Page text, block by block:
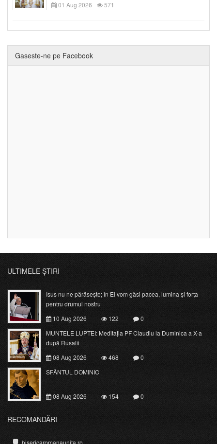
01 Aug 2026
571
Gaseste-ne pe Facebook
ULTIMELE ȘTIRI
Isus nu ne părăsește; în El vom găsi pacea, lumina și forța
pentru drumul nostru
10 Aug 2026
122
0
MUNTELE LUPTEI: Meditația PF Claudiu la Duminica a X-a
după Rusalii
08 Aug 2026
468
0
SFÂNTUL DOMINIC
08 Aug 2026 154 0
RECOMANDĂRI